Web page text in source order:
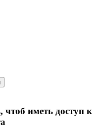
чтоб иметь доступ к